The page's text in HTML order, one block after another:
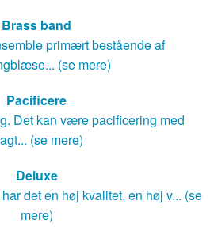
Brass band
primært bestående af
(se mere)
Pacificere
Det kan være pacificering med
(se mere)
Deluxe
det en høj kvalitet, en høj v... (se
mere)